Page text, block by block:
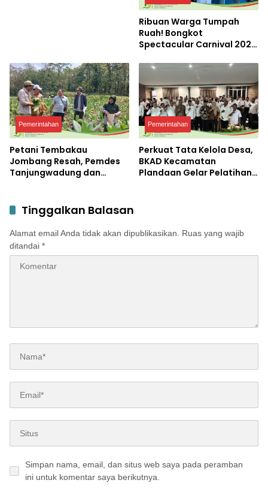
Ribuan Warga Tumpah
Ruah! Bongkot
Spectacular Carnival 2026
Terbesar di Peterongan
Pemerintahan
Petani Tembakau
Jombang Resah, Pemdes
Tanjungwadung dan
Pemerintahan
Perkuat Tata Kelola Desa,
BKAD Kecamatan
Plandaan Gelar Pelatihan
Tinggalkan Balasan
Alamat email Anda tidak akan dipublikasikan.
Ruas yang wajib
ditandai *
Simpan nama, email, dan situs web saya pada peramban
ini untuk komentar saya berikutnya.